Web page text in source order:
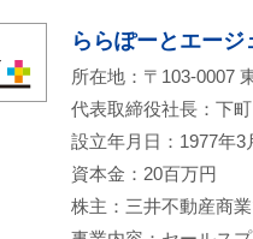
ららぽーとエー
所在地：〒103-0007
代表取締役社長：下
設立年月日：1977年3
資本金：20百万円
株主：三井不動産商